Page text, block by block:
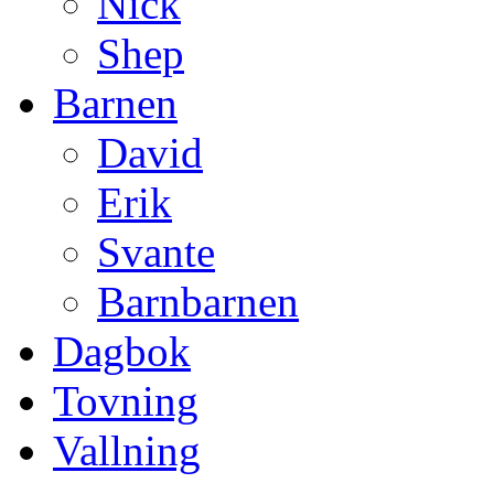
Shep
Barnen
David
Erik
Svante
Barnbarnen
Dagbok
Tovning
Vallning